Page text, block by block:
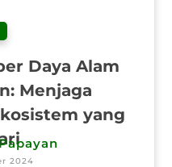
Daya Alam
Menjaga
yang
2024